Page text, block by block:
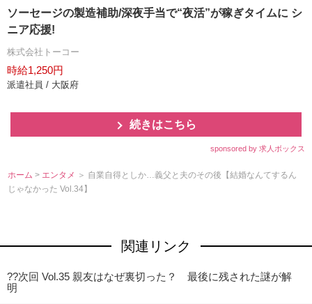
ソーセージの製造補助/深夜手当で“夜活”が稼ぎタイムに シ
ニア応援!
株式会社トーコー
時給1,250円
派遣社員 / 大阪府
続きはこちら
sponsored by 求人ボックス
ホーム > エンタメ ＞ 自業自得としか…義父と夫のその後【結婚なんてするん
じゃなかった Vol.34】
関連リンク
??次回 Vol.35 親友はなぜ裏切った？ 最後に残された謎が解
明